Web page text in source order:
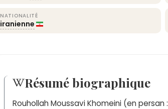
NATIONALITÉ
iranienne
Résumé biographique
Rouhollah Moussavi Khomeini (en persan : روح‌ الله موسوی خمینی), parfois transcrit